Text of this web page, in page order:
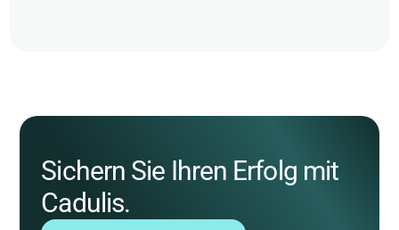
Sichern Sie Ihren Erfolg mit
Cadulis.